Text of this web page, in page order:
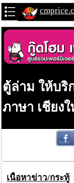
ตู้ล่าม ให้บริ
ภาษา เชียง
เนื้อหาข่าว/กระทู้